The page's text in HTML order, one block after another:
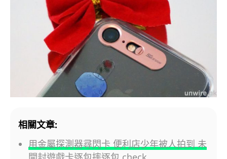
相關文章:
用金屬探測器尋閃卡 便利店少年被人拍到 未